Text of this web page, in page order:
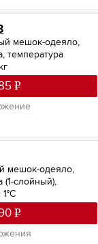
мешок-одеяло,
температура
мешок-одеяло,
(1-слойный),